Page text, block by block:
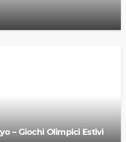
– Giochi Olimpici Estivi